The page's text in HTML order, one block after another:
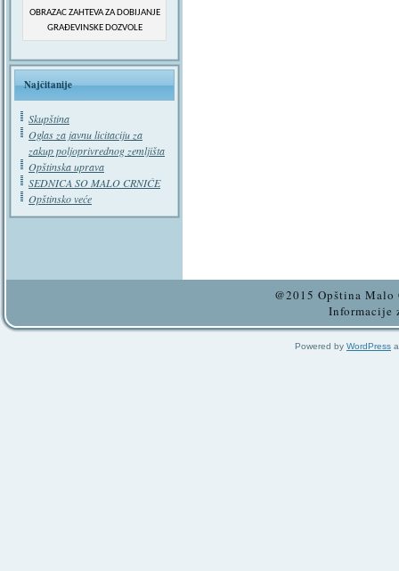
OBRAZAC ZAHTEVA ZA DOBIJANJE
GRAĐEVINSKE DOZVOLE
Najčitanije
Skupština
Oglas za javnu licitaciju za
zakup poljoprivrednog zemljišta
Opštinska uprava
SEDNICA SO MALO CRNIĆE
Opštinsko veće
@2015 Opština
Informacije
Powered by WordPress